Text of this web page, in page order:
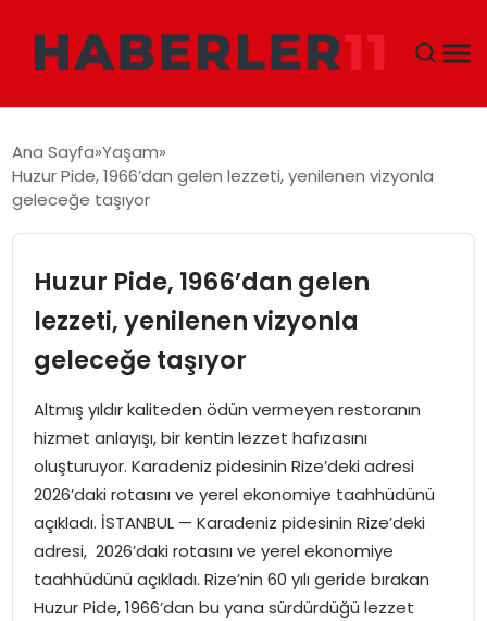
DÜNYA
TEKNOLOJI
EĞITIM
MAGAZIN
SPOR
YAŞAM
Ana Sayfa Yaşam
Huzur Pide, 1966’dan gelen lezzeti, yenilenen vizyonla
geleceğe taşıyor
Huzur Pide, 1966’dan gelen
lezzeti, yenilenen vizyonla
geleceğe taşıyor
Altmış yıldır kaliteden ödün vermeyen restoranın
hizmet anlayışı, bir kentin lezzet hafızasını
oluşturuyor. Karadeniz pidesinin Rize’deki adresi
2026’daki rotasını ve yerel ekonomiye taahhüdünü
açıkladı. İSTANBUL — Karadeniz pidesinin Rize’deki
adresi, 2026’daki rotasını ve yerel ekonomiye
taahhüdünü açıkladı. Rize’nin 60 yılı geride bırakan
Huzur Pide, 1966’dan bu yana sürdürdüğü lezzet